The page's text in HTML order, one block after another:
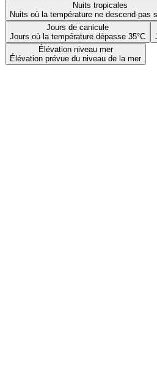
Nuits tropicales
Nuits où la température ne descend pas
Jours de canicule
Jours où la température dépasse 35°C
Élévation niveau mer
Élévation prévue du niveau de la mer